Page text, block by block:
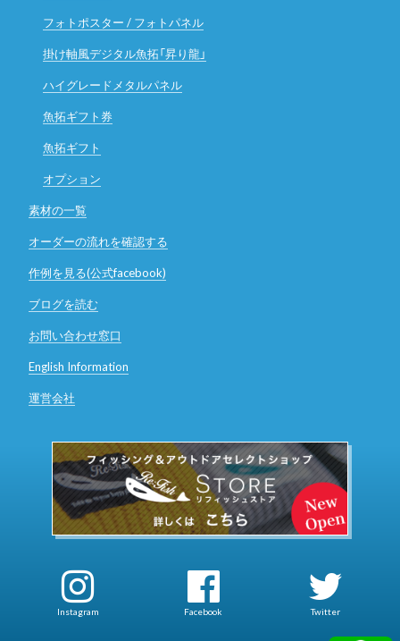
フォトポスター / フォトパネル
掛け軸風デジタル魚拓「昇り龍」
ハイグレードメタルパネル
魚拓ギフト券
魚拓ギフト
オプション
素材の一覧
オーダーの流れを確認する
作例を見る(公式facebook)
ブログを読む
お問い合わせ窓口
English Information
運営会社
Instagram Facebook Twitter